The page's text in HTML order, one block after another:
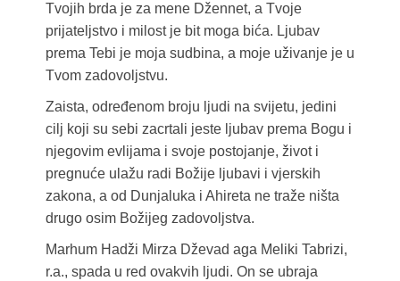
Tvojih brda je za mene Džennet, a Tvoje
prijateljstvo i milost je bit moga bića. Ljubav
prema Tebi je moja sudbina, a moje uživanje je u
Tvom zadovoljstvu.
Zaista, određenom broju ljudi na svijetu, jedini
cilj koji su sebi zacrtali jeste ljubav prema Bogu i
njegovim evlijama i svoje postojanje, život i
pregnuće ulažu radi Božije ljubavi i vjerskih
zakona, a od Dunjaluka i Ahireta ne traže ništa
drugo osim Božijeg zadovoljstva.
Marhum Hadži Mirza Dževad aga Meliki Tabrizi,
r.a., spada u red ovakvih ljudi. On se ubraja